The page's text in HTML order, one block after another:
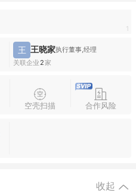
1
王 王晓家执行董事,经理
关联企业2家
空壳扫描 合作风险
收起